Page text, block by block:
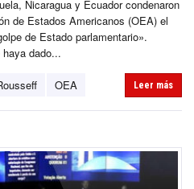
Nicaragua y Ecuador condenaron
de Estados Americanos (OEA) el
de Estado parlamentario».
dado...
OEA Leer más